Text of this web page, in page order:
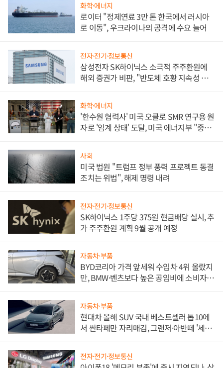
화학·에너지
로이터 "정제연료 3만 톤 한국에서 러시아
로 이동", 우크라이나의 공격에 수요 늘어
전자·전기·정보통신
삼성전자 SK하이닉스 소극적 주주환원에
해외 증권가 비판, "반도체 호황 지속성 의
화학·에너지
'한수원 협력사' 미국 오클로 SMR 연구용 원
자로 '임계 상태' 도달, 미국 에너지부 "중요
사회
미국 법원 "트럼프 정부 풍력 프로젝트 동결
조치는 위법", 해제 명령 내려
전자·전기·정보통신
SK하이닉스 1주당 375원 현금배당 실시, 추
가 주주환원 계획 9월 공개 예정
자동차·부품
BYD코리아 가격 앞세워 수입차 4위 올랐지
만, BMW·벤츠보다 높은 공임비에 소비자
자동차·부품
현대차 올해 SUV 국내 베스트셀러 톱10에
서 싼타페만 자리매김, 그랜저·아반떼 '세단
전자·전기·정보통신